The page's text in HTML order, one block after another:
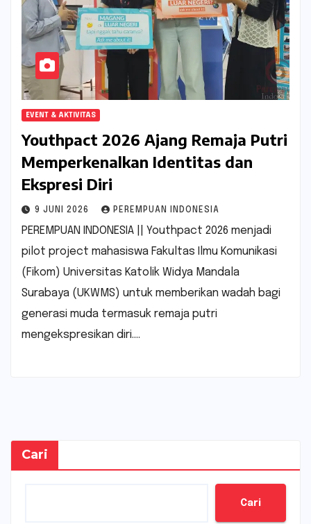
EVENT & AKTIVITAS
Youthpact 2026 Ajang Remaja Putri
Memperkenalkan Identitas dan
Ekspresi Diri
9 JUNI 2026 PEREMPUAN INDONESIA
PEREMPUAN INDONESIA || Youthpact 2026 menjadi
pilot project mahasiswa Fakultas Ilmu Komunikasi
(Fikom) Universitas Katolik Widya Mandala
Surabaya (UKWMS) untuk memberikan wadah bagi
generasi muda termasuk remaja putri
mengekspresikan diri.…
Cari
Cari